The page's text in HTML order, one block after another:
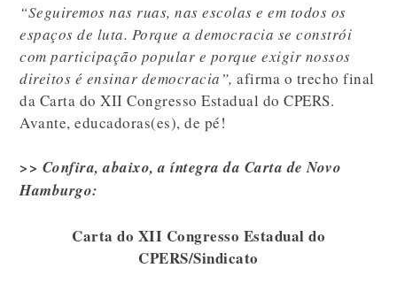
“Seguiremos nas ruas, nas escolas e em todos os
espaços de luta. Porque a democracia se constrói
com participação popular e porque exigir nossos
direitos é ensinar democracia”,afirma o trecho final
da Carta do XII Congresso Estadual do CPERS.
Avante, educadoras(es), de pé!
>> Confira, abaixo, a íntegra da Carta de Novo
Hamburgo:
Carta do XII Congresso Estadual do
CPERS/Sindicato